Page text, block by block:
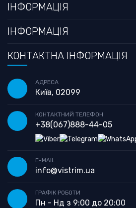
ІНФОРМАЦІЯ
ІНФОРМАЦІЯ
КОНТАКТНА ІНФОРМАЦІЯ
АДРЕСА
Київ, 02099
КОНТАКТНИЙ ТЕЛЕФОН
+38(067)888-44-05
E-MAIL
info@vistrim.ua
ГРАФІК РОБОТИ
Пн - Нд з 9:00 до 20:00